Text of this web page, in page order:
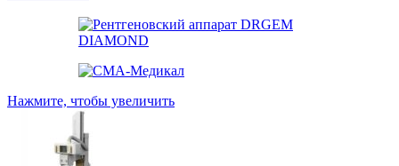
Нажмите, чтобы увеличить